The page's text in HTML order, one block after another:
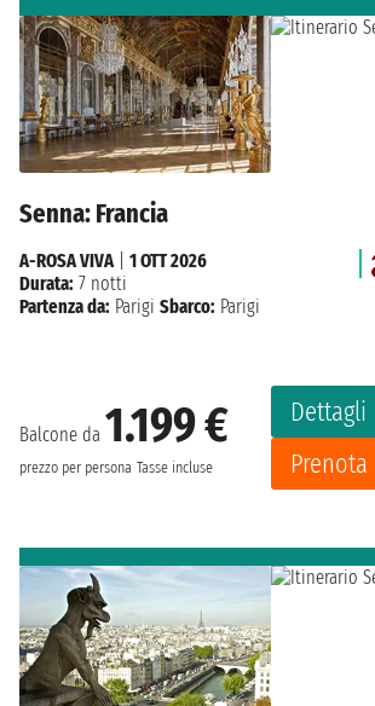
Senna: Francia
Balcone da 1.199 €
prezzo per persona Tasse incluse
Dettagli
Prenota
A-ROSA VIVA
1 OTT 2026
Durata: 7 notti
Partenza da: Parigi Sbarco: Parigi